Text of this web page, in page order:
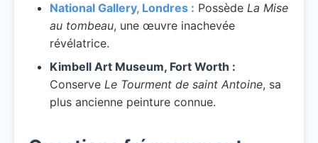
National Gallery, Londres : Possède La Mise
au tombeau, une œuvre inachevée
révélatrice.
Kimbell Art Museum, Fort Worth :
Conserve Le Tourment de saint Antoine, sa
plus ancienne peinture connue.